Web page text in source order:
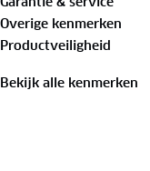
De Z-cilinder is
Volledig
De
Overige kenmerken
Productveiligheid
Bekijk alle kenmerken